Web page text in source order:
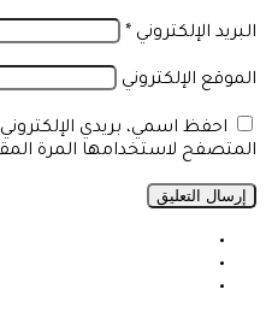
البريد الإلكتروني *
الموقع الإلكتروني
احفظ اسمي، بريدي
المتصفح لاستخدامها المرة